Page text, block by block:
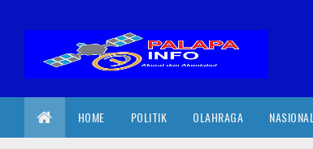
HOME POLITIK OLAHRAGA NASIONAL